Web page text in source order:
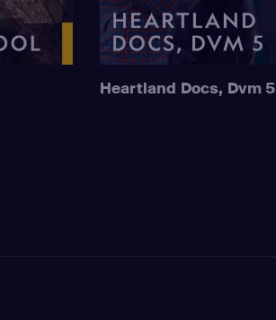
Heartland Docs, Dvm 5